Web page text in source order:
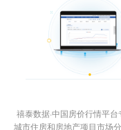
禧泰数据·中国房价行情平
城市住房和房地产项目市场